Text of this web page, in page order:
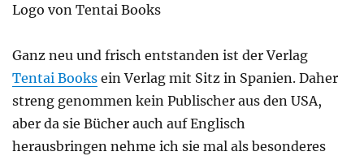
Logo von Tentai Books
Ganz neu und frisch entstanden ist der Verlag
Tentai Books ein Verlag mit Sitz in Spanien. Daher
streng genommen kein Publischer aus den USA,
aber da sie Bücher auch auf Englisch
herausbringen nehme ich sie mal als besonderes